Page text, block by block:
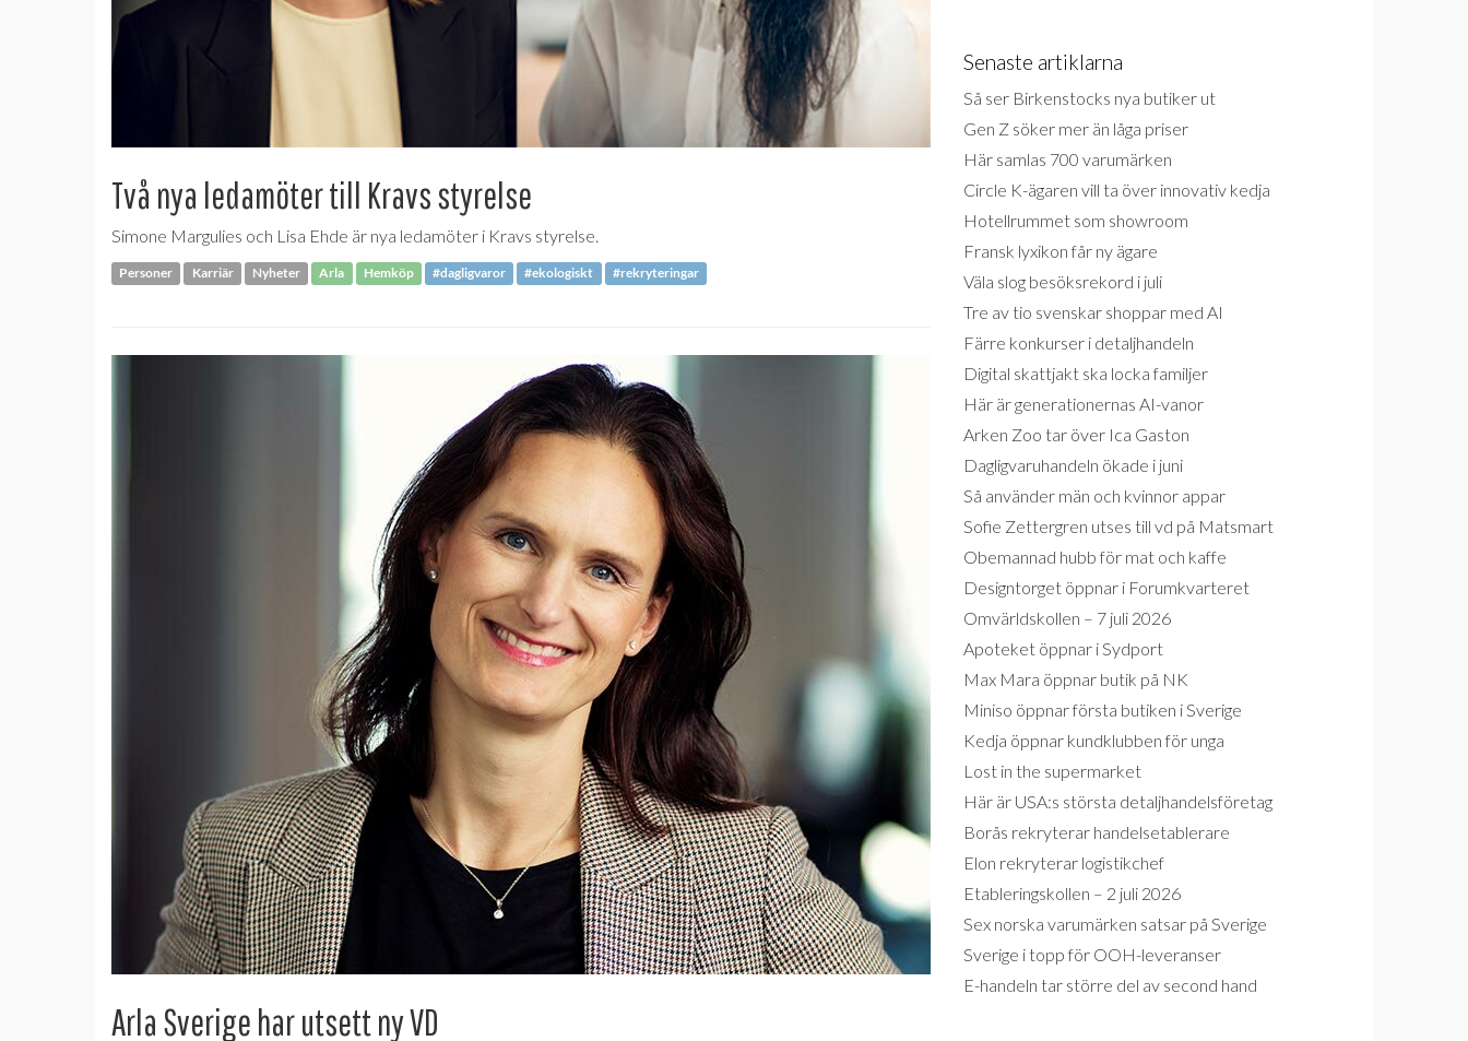
Två nya ledamöter till Kravs styrelse
Simone Margulies och Lisa Ehde är nya ledamöter i Kravs styrelse.
Personer Karriär Nyheter Arla Hemköp #dagligvaror #ekologiskt #rekryteringar
Arla Sverige har utsett ny VD
Senaste artiklarna
Så ser Birkenstocks nya butiker ut
Gen Z söker mer än låga priser
Här samlas 700 varumärken
Circle K-ägaren vill ta över innovativ kedja
Hotellrummet som showroom
Fransk lyxikon får ny ägare
Väla slog besöksrekord i juli
Tre av tio svenskar shoppar med AI
Färre konkurser i detaljhandeln
Digital skattjakt ska locka familjer
Här är generationernas AI-vanor
Arken Zoo tar över Ica Gaston
Dagligvaruhandeln ökade i juni
Så använder män och kvinnor appar
Sofie Zettergren utses till vd på Matsmart
Obemannad hubb för mat och kaffe
Designtorget öppnar i Forumkvarteret
Omvärldskollen – 7 juli 2026
Apoteket öppnar i Sydport
Max Mara öppnar butik på NK
Miniso öppnar första butiken i Sverige
Kedja öppnar kundklubben för unga
Lost in the supermarket
Här är USA:s största detaljhandelsföretag
Borås rekryterar handelsetablerare
Elon rekryterar logistikchef
Etableringskollen – 2 juli 2026
Sex norska varumärken satsar på Sverige
Sverige i topp för OOH-leveranser
E-handeln tar större del av second hand